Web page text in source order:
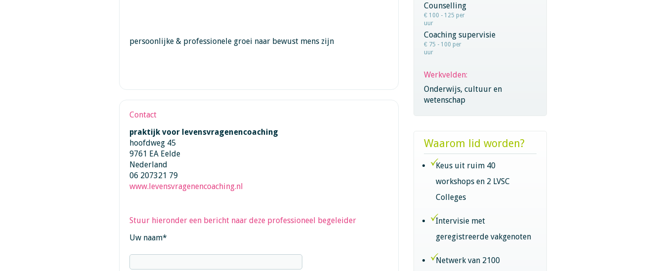
persoonlijke & professionele groei naar bewust mens zijn
Contact
praktijk voor levensvragenencoaching
hoofdweg 45
9761 EA Eelde
Nederland
06 207321 79
www.levensvragenencoaching.nl
Stuur hieronder een bericht naar deze professioneel begeleider
Uw naam*
Counselling
€ 100 - 125 per
uur
Coaching supervisie
€ 75 - 100 per
uur
Werkvelden:
Onderwijs, cultuur en
wetenschap
Waarom lid worden?
Keus uit ruim 40
workshops en 2 LVSC
Colleges
Intervisie met
geregistreerde vakgenoten
Netwerk van 2100